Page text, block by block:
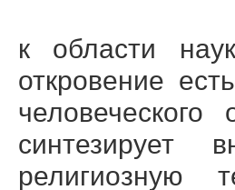
к области
откровение
синтезирует
религиозную